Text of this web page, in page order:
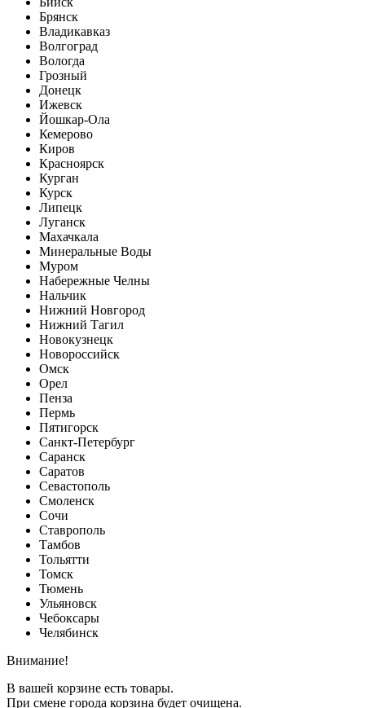
Брянск
Владикавказ
Волгоград
Вологда
Грозный
Донецк
Ижевск
Йошкар-Ола
Кемерово
Киров
Красноярск
Курган
Курск
Липецк
Луганск
Махачкала
Минеральные Воды
Муром
Набережные Челны
Нальчик
Нижний Новгород
Нижний Тагил
Новокузнецк
Новороссийск
Омск
Орел
Пенза
Пермь
Пятигорск
Санкт-Петербург
Саранск
Саратов
Севастополь
Смоленск
Сочи
Ставрополь
Тамбов
Тольятти
Томск
Тюмень
Ульяновск
Чебоксары
Челябинск
Внимание!
В вашей корзине есть товары.
При смене города корзина будет очищена.